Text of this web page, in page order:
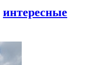
интересные